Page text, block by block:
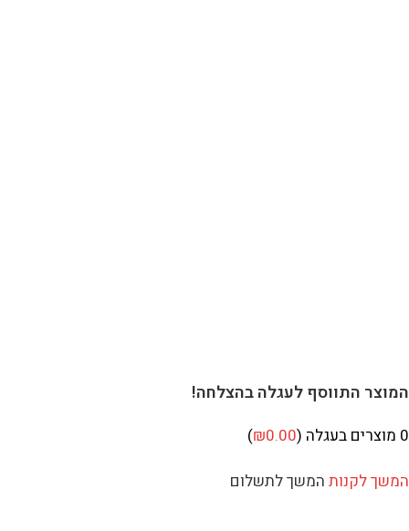
התווסף לעגלה בהצלחה!
מוצרים בעגלה ( ₪0.00
)
לקנות המשך לתשלום